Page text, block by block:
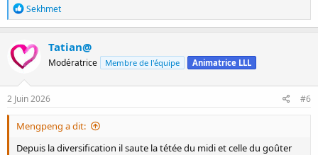
R
é
a
t
i
n
s
Sekhmet
Tatian@
Modératrice Membre de l'équipe Animatrice LLL
2 Juin 2026 #6
Mengpeng a dit:
Depuis la diversification il saute la tétée du midi et celle du goûter